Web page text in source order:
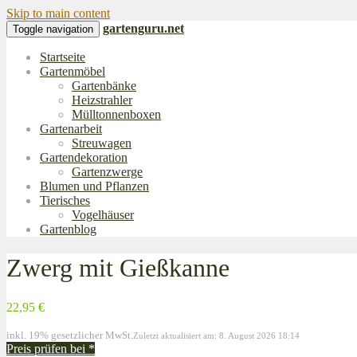
Skip to main content
Toggle navigation gartenguru.net
Startseite
Gartenmöbel
Gartenbänke
Heizstrahler
Mülltonnenboxen
Gartenarbeit
Streuwagen
Gartendekoration
Gartenzwerge
Blumen und Pflanzen
Tierisches
Vogelhäuser
Gartenblog
Zwerg mit Gießkanne
22,95 €
inkl. 19% gesetzlicher MwSt. Zuletzt aktualisiert am: 8. August 2026 18:14
Preis prüfen bei *